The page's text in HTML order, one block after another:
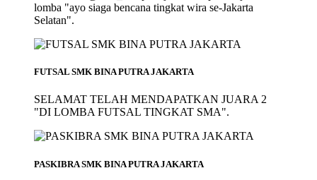
lomba "ayo siaga bencana tingkat wira se-Jakarta
Selatan".
FUTSAL SMK BINA PUTRA JAKARTA
SELAMAT TELAH MENDAPATKAN JUARA 2
"DI LOMBA FUTSAL TINGKAT SMA".
PASKIBRA SMK BINA PUTRA JAKARTA